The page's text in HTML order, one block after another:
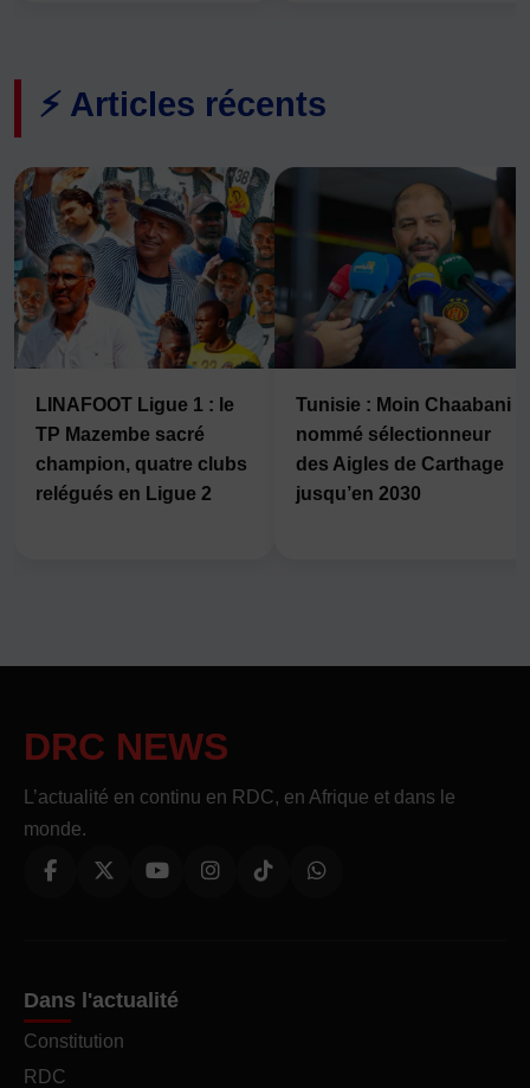
⚡ Articles récents
LINAFOOT Ligue 1 : le
TP Mazembe sacré
champion, quatre clubs
relégués en Ligue 2
Tunisie : Moin Chaabani
nommé sélectionneur
des Aigles de Carthage
jusqu’en 2030
DRC NEWS
L’actualité en continu en RDC, en Afrique et dans le
monde.
Dans l'actualité
Constitution
RDC